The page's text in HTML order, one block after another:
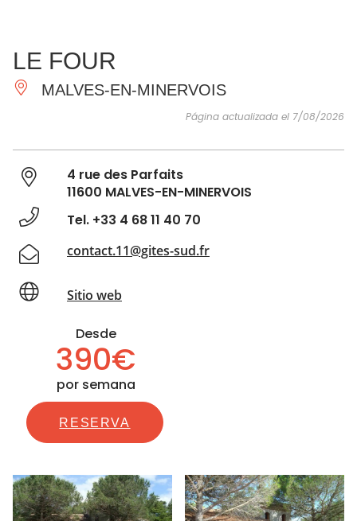
IMPRESCINDIBLES
LE FOUR
MALVES-EN-MINERVOIS
Página actualizada el 7/08/2026
4 rue des Parfaits
11600 MALVES-EN-MINERVOIS
Tel. +33 4 68 11 40 70
contact.11@gites-sud.fr
Sitio web
Desde
390€
por semana
RESERVA